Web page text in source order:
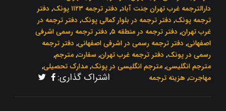
دارالترجمه غرب تهران جنت آباد, دفتر ترجمه ۱۱۲۳ پونک , دفتر
ترجمه پونک, دفتر ترجمه در بلوار کمالی پونک, دفتر ترجمه در
غرب تهران, دفتر ترجمه در منطقه ۵ , دفتر ترجمه رسمی اشرفی
اصفهانی, دفتر ترجمه رسمی در اشرفی اصفهانی, دفتر ترجمه
رسمی در پونک, دفتر ترجمه غرب تهران,سفارت,مترجم,
مترجم انگلیسی,مترجم انگلیسی در پونک,مدارک تحصیلی,
مهاجرت, هزینه ترجمه اشتراک گذاری: